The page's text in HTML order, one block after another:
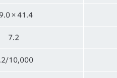
7.2
10,000